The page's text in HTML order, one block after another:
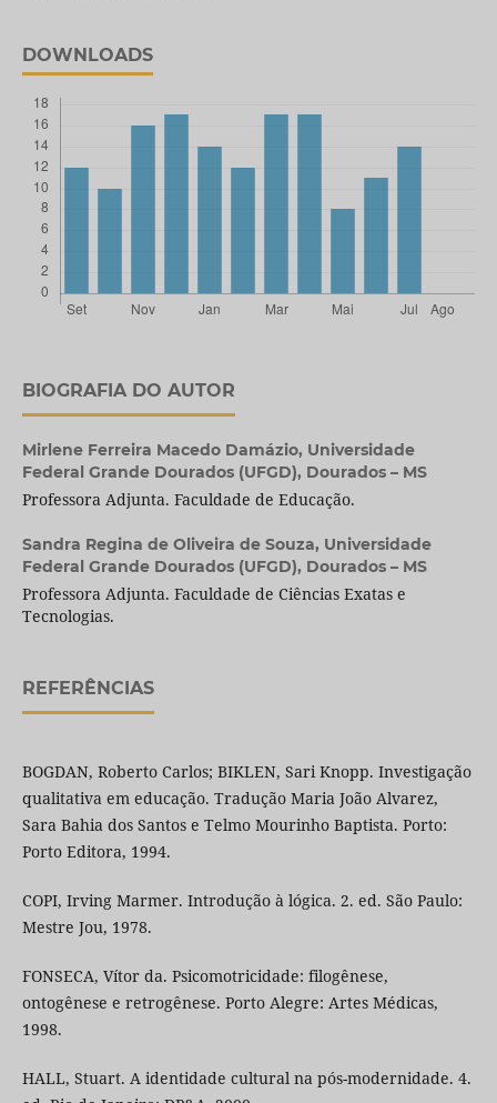
DOWNLOADS
BIOGRAFIA DO AUTOR
Mirlene Ferreira Macedo Damázio, Universidade
Federal Grande Dourados (UFGD), Dourados – MS
Professora Adjunta. Faculdade de Educação.
Sandra Regina de Oliveira de Souza, Universidade
Federal Grande Dourados (UFGD), Dourados – MS
Professora Adjunta. Faculdade de Ciências Exatas e
Tecnologias.
REFERÊNCIAS
BOGDAN, Roberto Carlos; BIKLEN, Sari Knopp. Investigação
qualitativa em educação. Tradução Maria João Alvarez,
Sara Bahia dos Santos e Telmo Mourinho Baptista. Porto:
Porto Editora, 1994.
COPI, Irving Marmer. Introdução à lógica. 2. ed. São Paulo:
Mestre Jou, 1978.
FONSECA, Vítor da. Psicomotricidade: filogênese,
ontogênese e retrogênese. Porto Alegre: Artes Médicas,
1998.
HALL, Stuart. A identidade cultural na pós-modernidade. 4.